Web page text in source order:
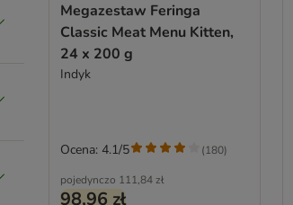
Megazestaw Feringa
Classic Meat Menu Kitten,
24 x 200 g
Indyk
pojedynczo 111,84 zł
98,96 zł
Ocena: 4.1/5 (180)